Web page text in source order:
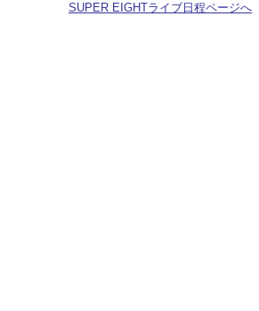
SUPER EIGHTライブ日程ページへ